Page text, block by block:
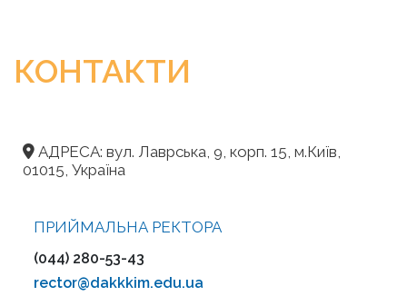
КОНТАКТИ
АДРЕСА: вул. Лаврська, 9, корп. 15, м.Київ,
01015, Україна
ПРИЙМАЛЬНА РЕКТОРА
(044) 280-53-43
rector@dakkkim.edu.ua